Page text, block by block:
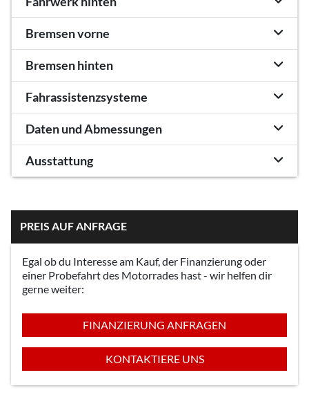
Bremsen vorne
Bremsen hinten
Fahrassistenzsysteme
Daten und Abmessungen
Ausstattung
PREIS AUF ANFRAGE
Egal ob du Interesse am Kauf, der Finanzierung oder
einer Probefahrt des Motorrades hast - wir helfen dir
gerne weiter:
FINANZIERUNG ANFRAGEN
KONTAKTIERE UNS